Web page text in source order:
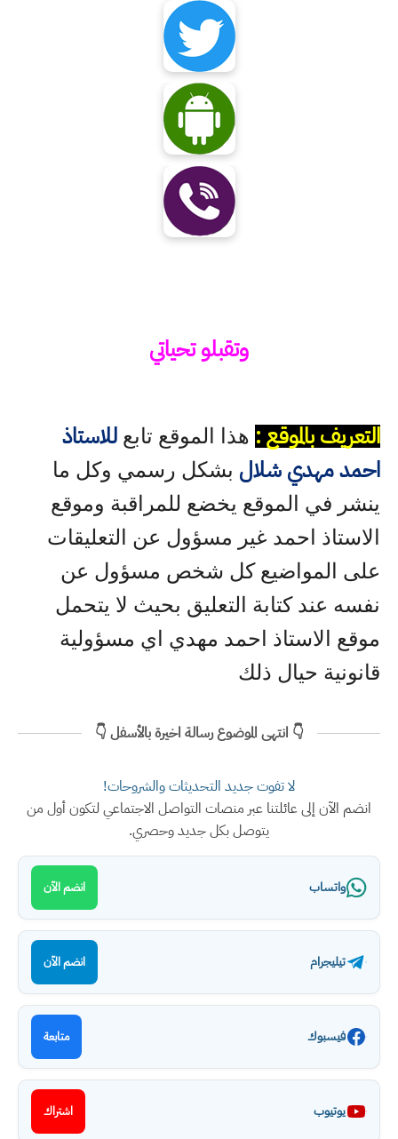
وتقبلو تحياتي
التعريف بالموقع : هذا الموقع تابع للاستاذ
احمد مهدي شلال بشكل رسمي وكل ما
ينشر في الموقع يخضع للمراقبة وموقع
الاستاذ احمد غير مسؤول عن التعليقات
على المواضيع كل شخص مسؤول عن
نفسه عند كتابة التعليق بحيث لا يتحمل
موقع الاستاذ احمد مهدي اي مسؤولية
قانونية حيال ذلك
👇 انتهى الموضوع رسالة اخيرة بالأسفل 👇
لا تفوت جديد التحديثات والشروحات!
انضم الآن إلى عائلتنا عبر منصات التواصل الاجتماعي لتكون أول من
يتوصل بكل جديد وحصري.
واتساب انضم الآن
تيليجرام انضم الآن
فيسبوك متابعة
يوتيوب اشتراك